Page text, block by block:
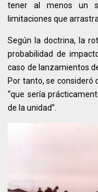
tener al menos un
limitaciones que
Según la doctrina, la
probabilidad de
caso de lanzamientos
Por tanto, se consideró
“que sería
de la unidad”.